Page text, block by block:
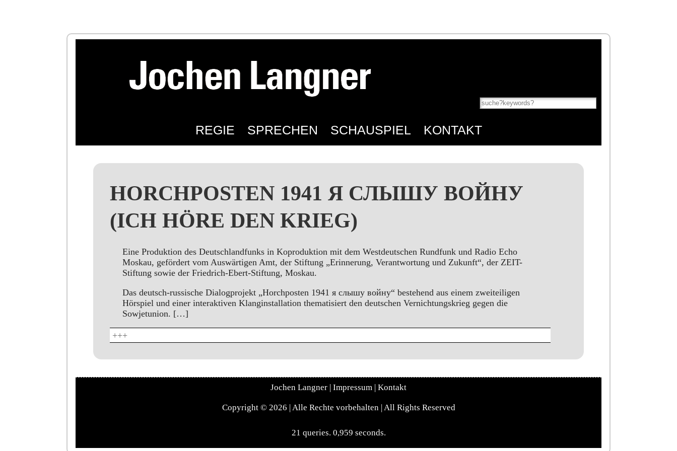
REGIE SPRECHEN SCHAUSPIEL KONTAKT
HORCHPOSTEN 1941 Я СЛЫШУ ВОЙНУ
(ICH HÖRE DEN KRIEG)
Eine Produktion des Deutschlandfunks in Koproduktion mit dem Westdeutschen Rundfunk und Radio Echo
Moskau, gefördert vom Auswärtigen Amt, der Stiftung „Erinnerung, Verantwortung und Zukunft“, der ZEIT-
Stiftung sowie der Friedrich-Ebert-Stiftung, Moskau.
Das deutsch-russische Dialogprojekt „Horchposten 1941 я слышу войну“ bestehend aus einem zweiteiligen
Hörspiel und einer interaktiven Klanginstallation thematisiert den deutschen Vernichtungskrieg gegen die
Sowjetunion. […]
+++
Jochen Langner | Impressum | Kontakt
Copyright © 2026 | Alle Rechte vorbehalten | All Rights Reserved
21 queries. 0,959 seconds.